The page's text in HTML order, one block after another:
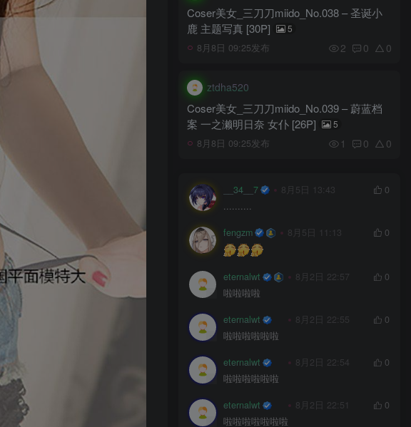
Coser美女_三刀刀miido_No.038 – 圣诞小
鹿 主题写真 [30P]
5
8月8日 09:25发布 2 0 0
ztdha520
Coser美女_三刀刀miido_No.039 – 蔚蓝档
案 一之濑明日奈 女仆 [26P]
5
8月8日 09:25发布 1 0 0
__34__7 8月5日 13:43
0
..........
fengzm 8月5日 11:13 0
eternalwt 8月2日 22:57
0
啦啦啦啦
eternalwt 8月2日 22:55
0
啦啦啦啦啦啦
eternalwt 8月2日 22:54
0
啦啦啦啦啦啦
eternalwt 8月2日 22:51
0
啦啦啦啦啦啦啦